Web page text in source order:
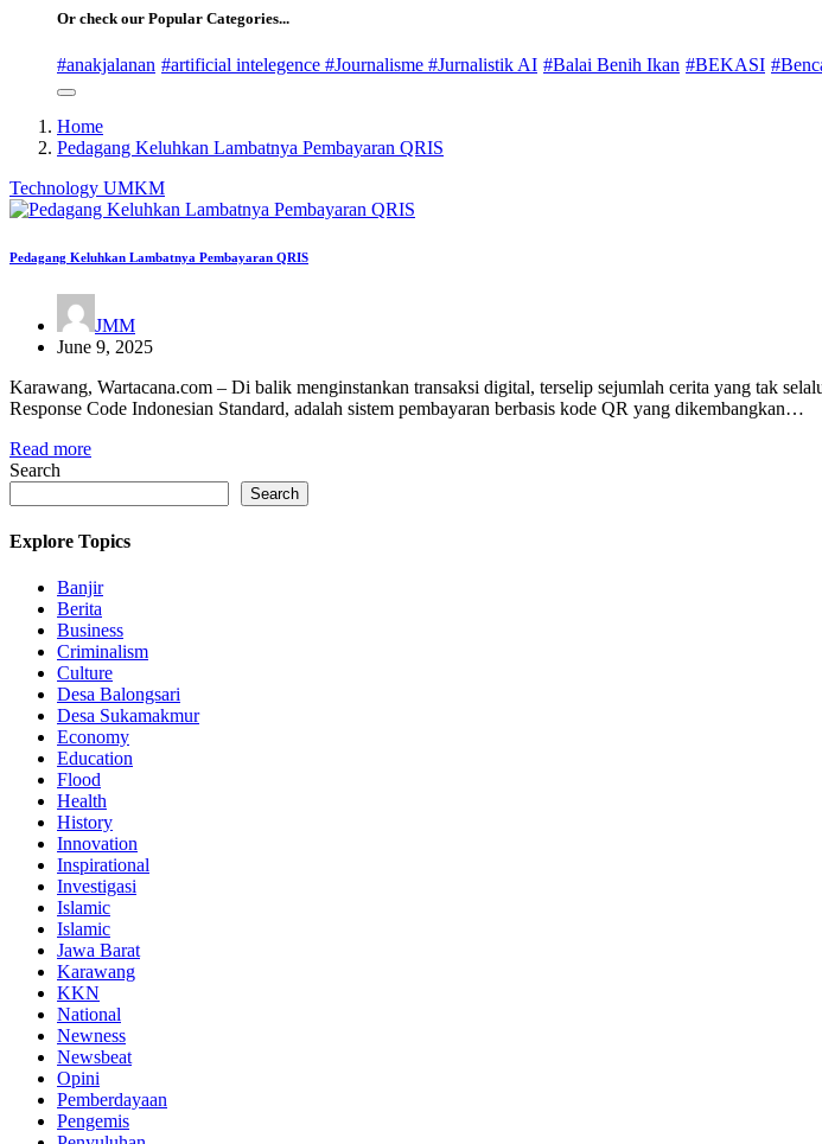
Or check our Popular Categories...
#anakjalanan #artificial intelegence #Journalisme #Jurnalistik AI #Balai Benih Ikan #BEKASI
Home
Pedagang Keluhkan Lambatnya Pembayaran QRIS
Technology UMKM
Pedagang Keluhkan Lambatnya Pembayaran QRIS
JMM
June 9, 2025
Karawang, Wartacana.com – Di balik menginstankan transaksi digital, terselip sejumlah cerita yang tak
Response Code Indonesian Standard, adalah sistem pembayaran berbasis kode QR yang dikembangkan…
Read more
Search
Search
Explore Topics
Banjir
Berita
Business
Criminalism
Culture
Desa Balongsari
Desa Sukamakmur
Economy
Education
Flood
Health
History
Innovation
Inspirational
Investigasi
Islamic
Islamic
Jawa Barat
Karawang
KKN
National
Newness
Newsbeat
Opini
Pemberdayaan
Pengemis